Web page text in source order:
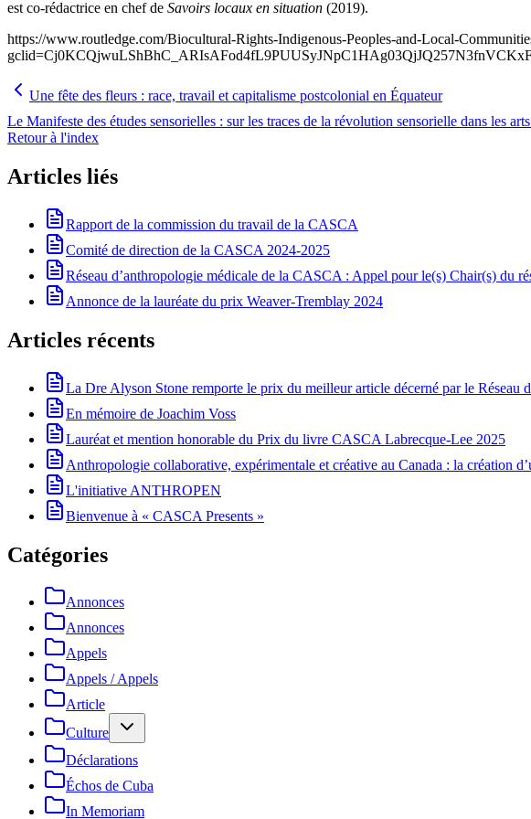
est co-rédactrice en chef de Savoirs locaux en situation (2019).
https://www.routledge.com/Biocultural-Rights-Indigenous-Peoples-and-Local-
Une fête des fleurs : race, travail et capitalisme postcolonial en Équateur
Le Manifeste des études sensorielles : sur les traces de la révolution sensorielle dans les
Retour à l'index
Articles liés
Rapport de la commission du travail de la CASCA
Comité de direction de la CASCA 2024-2025
Réseau d’anthropologie médicale de la CASCA : Appel pour le(s) Chair(s) du
Annonce de la lauréate du prix Weaver-Tremblay 2024
Articles récents
La Dre Alyson Stone remporte le prix du meilleur article décerné par le Réseau
En mémoire de Joachim Voss
Lauréat et mention honorable du Prix du livre CASCA Labrecque-Lee 2025
Anthropologie collaborative, expérimentale et créative au Canada : la création
L'initiative ANTHROPEN
Bienvenue à « CASCA Presents »
Catégories
Annonces
Annonces
Appels
Appels / Appels
Article
Culture
Déclarations
Échos de Cuba
In Memoriam